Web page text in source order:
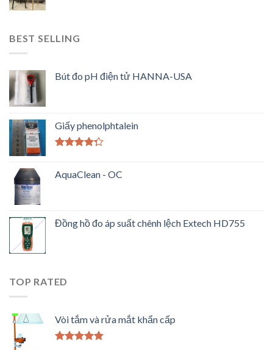
BEST SELLING
Bút đo pH điện tử HANNA-USA
Giấy phenolphtalein
5 sao
AquaClean - OC
Đồng hồ đo áp suất chênh lệch Extech HD755
TOP RATED
Vòi tắm và rửa mắt khẩn cấp